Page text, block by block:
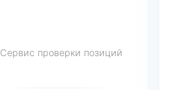
Сервис проверки позиций